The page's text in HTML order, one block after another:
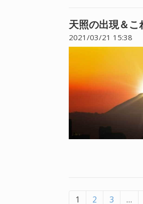
天照の出現＆こ
2021/03/21 15:38
1 2 3 …